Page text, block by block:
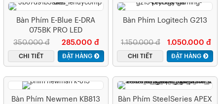
Bàn Phím E-Blue E-DRA
075BK PRO LED
285.000 đ
350.000 đ
CHI TIẾT ĐẶT HÀNG
Bàn Phím Logitech G213
1.050.000 đ
1.150.000 đ
CHI TIẾT ĐẶT HÀNG
Bàn Phím Newmen KB813
Bàn Phím SteelSeries APEX